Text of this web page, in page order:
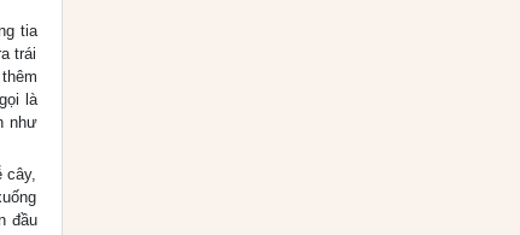
tia
trái
là
như
cây,
đầu